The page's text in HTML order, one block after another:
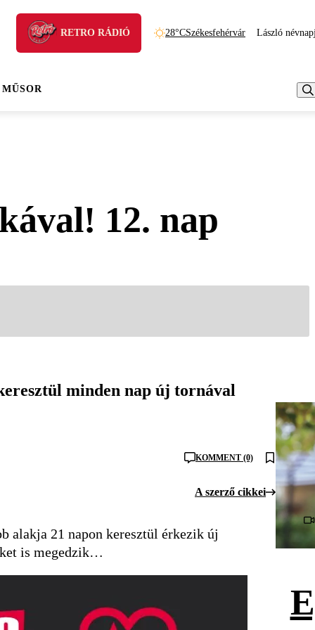
RETRO RÁDIÓ 28°CSzékesfehérvár László
12. nap
minden nap új tornával
KOMMENT (0)
A szerző cikkei
alakja 21 napon keresztül érkezik új
is megedzik…